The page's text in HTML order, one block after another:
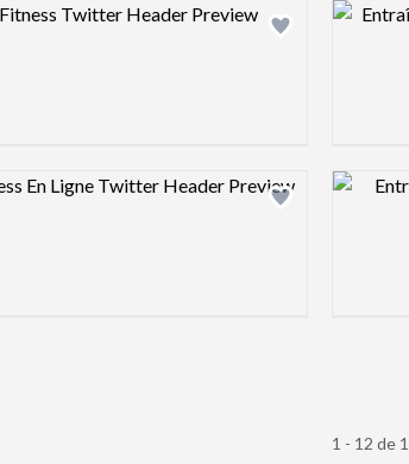
Design preview image
Design preview image
1 - 12 de